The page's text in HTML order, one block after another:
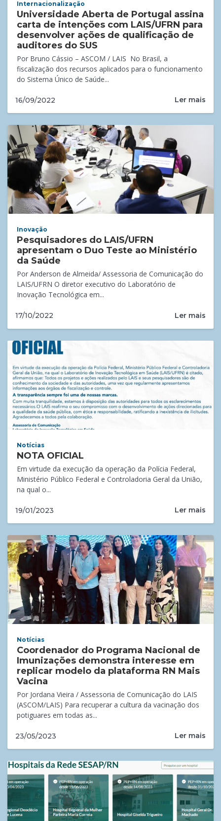
Internacionalização
Universidade Aberta de Portugal assina
carta de intenções com LAIS/UFRN para
desenvolver ações de qualificação de
auditores do SUS
Por Bruno Cássio – ASCOM / LAIS No Brasil, a
fiscalização dos recursos aplicados para o funcionamento
do Sistema Único de Saúde...
16/09/2022 Ler mais
Inovação
Pesquisadores do LAIS/UFRN
apresentam o Duo Teste ao Ministério
da Saúde
Por Anderson de Almeida/ Assessoria de Comunicação do
LAIS/UFRN O diretor executivo do Laboratório de
Inovação Tecnológica em...
17/10/2022 Ler mais
Notícias
NOTA OFICIAL
Em virtude da execução da operação da Polícia Federal,
Ministério Público Federal e Controladoria Geral da União,
na qual o...
19/01/2023 Ler mais
Notícias
Coordenador do Programa Nacional de
Imunizações demonstra interesse em
replicar modelo da plataforma RN Mais
Vacina
Por Jordana Vieira / Assessoria de Comunicação do LAIS
(ASCOM/LAIS) Para recuperar a cultura da vacinação dos
potiguares em todas as...
23/05/2023 Ler mais